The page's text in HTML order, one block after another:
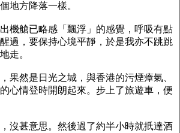
地方降落一樣。
機艙已略感「飄浮」的感覺，呼吸有點
過，要保持心境平靜，於是我亦不跳跳
走。
果然是日光之城，與香港的污煙瘴氣、
心情登時開朗起來。步上了旅遊車，便
沒甚意思。然後過了約半小時就扺達酒